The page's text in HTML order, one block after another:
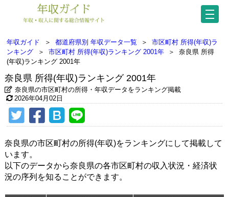
年収ガイド ＞ 都道府県別 年収データ一覧 ＞
市区町村 所得(年収)ラ
ンキング
＞ 市区町村 所得(年収)ランキング 2001年 ＞
奈良県 所得
(年収)ランキング 2001年
奈良県 所得(年収)ランキング 2001年
奈良県の市区町村の所得・年収データをランキング掲載
2026年04月02日
奈良県の市区町村の所得(年収)をランキングにして掲載して
います。
以下のデータから奈良県の各市区町村の収入状況・経済状
況の序列を知ることができます。